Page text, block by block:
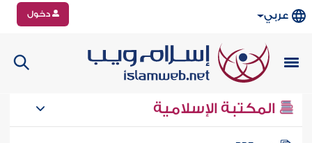
عربي دخول
المكتبة الإسلامية